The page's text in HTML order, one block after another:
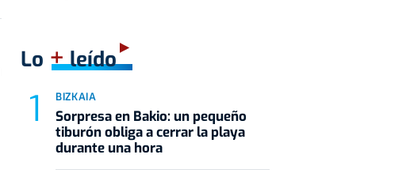
Lo +leído
BIZKAIA
Sorpresa en Bakio: un pequeño
tiburón obliga a cerrar la playa
durante una hora